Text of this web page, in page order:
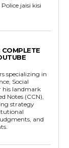
jaisi kisi
specializing in
Social
his landmark
Notes (CCN),
strategy
and